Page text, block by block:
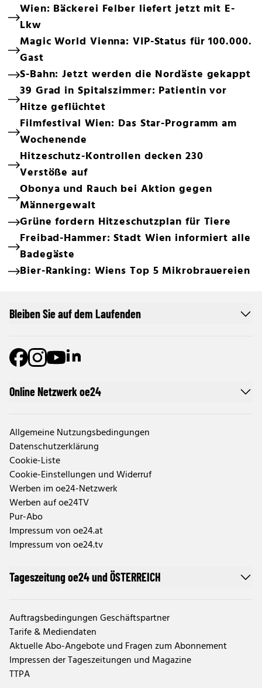
Wien: Bäckerei Felber liefert jetzt mit E-
Lkw
Magic World Vienna: VIP-Status für 100.000.
Gast
S-Bahn: Jetzt werden die Nordäste gekappt
39 Grad in Spitalszimmer: Patientin vor
Hitze geflüchtet
Filmfestival Wien: Das Star-Programm am
Wochenende
Hitzeschutz-Kontrollen decken 230
Verstöße auf
Obonya und Rauch bei Aktion gegen
Männergewalt
Grüne fordern Hitzeschutzplan für Tiere
Freibad-Hammer: Stadt Wien informiert alle
Badegäste
Bier-Ranking: Wiens Top 5 Mikrobrauereien
Online Netzwerk oe24
Allgemeine Nutzungsbedingungen
Datenschutzerklärung
Cookie-Liste
Cookie-Einstellungen und Widerruf
Werben im oe24-Netzwerk
Werben auf oe24TV
Pur-Abo
Impressum von oe24.at
Impressum von oe24.tv
Tageszeitung oe24 und ÖSTERREICH
Auftragsbedingungen Geschäftspartner
Tarife & Mediendaten
Aktuelle Abo-Angebote und Fragen zum Abonnement
Impressen der Tageszeitungen und Magazine
TTPA
Bleiben Sie auf dem Laufenden